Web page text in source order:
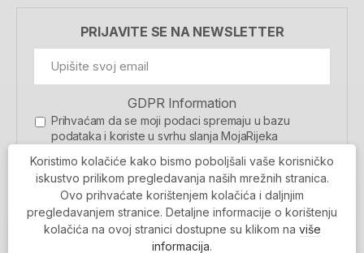
PRIJAVITE SE NA NEWSLETTER
GDPR Information
Prihvaćam da se moji podaci spremaju u bazu
podataka i koriste u svrhu slanja MojaRijeka
MOJARIJEKA NEWSLETTER
PRIJAVI SE
Koristimo kolačiće kako bismo poboljšali vaše korisničko
iskustvo prilikom pregledavanja naših mrežnih stranica.
Ovo prihvaćate korištenjem kolačića i daljnjim
pregledavanjem stranice. Detaljne informacije o korištenju
kolačića na ovoj stranici dostupne su klikom na više
informacija.